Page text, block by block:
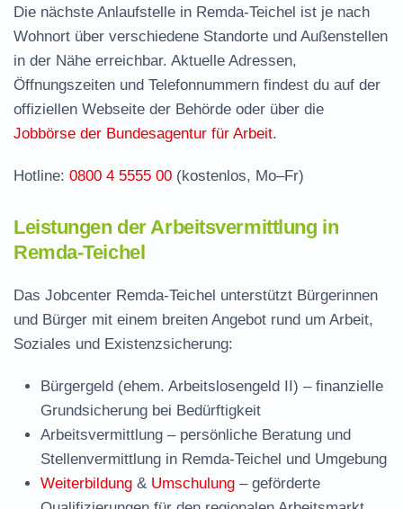
Termin vereinbaren und Bürgergeld beantragen
Jobcenter Saalfeld-Rudolstadt – zuständige
Stelle
Stellenangebote und Jobbörse in Remda-
Teichel
Die nächste Anlaufstelle in Remda-Teichel ist je nach
Wohnort über verschiedene Standorte und Außenstellen
in der Nähe erreichbar. Aktuelle Adressen,
Öffnungszeiten und Telefonnummern findest du auf der
offiziellen Webseite der Behörde oder über die
Jobbörse der Bundesagentur für Arbeit.
Hotline: 0800 4 5555 00 (kostenlos, Mo–Fr)
Leistungen der Arbeitsvermittlung in
Remda-Teichel
Das Jobcenter Remda-Teichel unterstützt Bürgerinnen
und Bürger mit einem breiten Angebot rund um Arbeit,
Soziales und Existenzsicherung:
Bürgergeld (ehem. Arbeitslosengeld II) – finanzielle
Grundsicherung bei Bedürftigkeit
Arbeitsvermittlung – persönliche Beratung und
Stellenvermittlung in Remda-Teichel und Umgebung
Weiterbildung & Umschulung – geförderte